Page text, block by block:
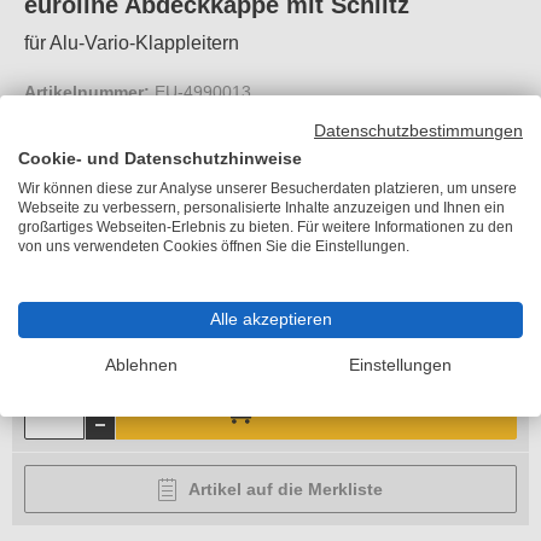
für Alu-Vario-Klappleitern
Artikelnummer:EU-4990013
UVP16,70 € Sie sparen6,60 €
10,10 € je Stück
inkl. MwSt.
zzgl. 11,90 €Versandkosten
Lieferzeit 6-10 Arbeitstage
Artikel auf die Merkliste
Datenschutzbestimmungen
Cookie- und Datenschutzhinweise
Wir können diese zur Analyse unserer Besucherdaten platzieren, um unsere
Webseite zu verbessern, personalisierte Inhalte anzuzeigen und Ihnen ein
großartiges Webseiten-Erlebnis zu bieten. Für weitere Informationen zu den
von uns verwendeten Cookies öffnen Sie die Einstellungen.
Alle akzeptieren
Ablehnen Einstellungen